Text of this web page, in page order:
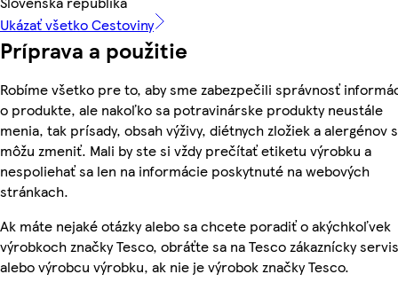
Ukázať všetko Cestoviny
Príprava a použitie
Robíme všetko pre to, aby sme zabezpečili správnosť
o produkte, ale nakoľko sa potravinárske produkty neustále
menia, tak prísady, obsah výživy, diétnych zložiek a alergénov
môžu zmeniť. Mali by ste si vždy prečítať etiketu výrobku a
nespoliehať sa len na informácie poskytnuté na webových
stránkach.
Ak máte nejaké otázky alebo sa chcete poradiť o akýchkoľvek
výrobkoch značky Tesco, obráťte sa na Tesco zákaznícky
alebo výrobcu výrobku, ak nie je výrobok značky Tesco.